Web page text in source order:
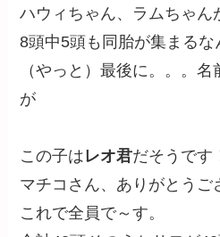
で（って当たり前ですね）、
大喜びしているレアちゃん
た～
ポメラニアンのレモンちゃ
レモンちゃん、瑠璃がしつ
次は中部オフでもお会いした